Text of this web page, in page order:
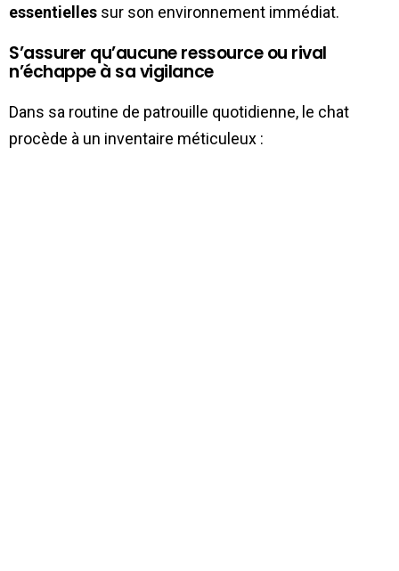
essentielles sur son environnement immédiat.
S’assurer qu’aucune ressource ou rival
n’échappe à sa vigilance
Dans sa routine de patrouille quotidienne, le chat
procède à un inventaire méticuleux :